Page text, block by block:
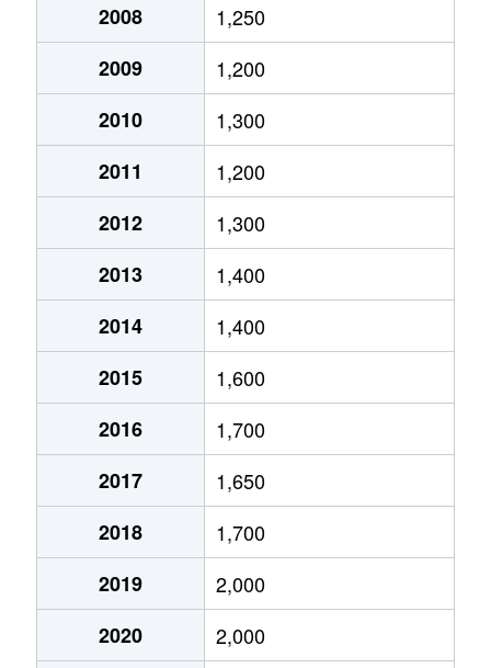
露橋
500万円
尾頭橋
露橋
1,500万円
尾頭橋
露橋
1,200万円
尾頭橋
富田町大字千音寺
1,300万円
岩塚
長須賀
2,400万円
伏屋
中野新町
1,300万円
中島(愛知)
西中島
1,300万円
中島(愛知)
西伏屋
1,200万円
伏屋
二女子町
1,400万円
尾頭橋
野田
2,100万円
八田(名古屋市営)
野田
1,700万円
八田(名古屋市営)
春田
3,200万円
春田
2008
1,250
2009
1,200
2010
1,300
2011
1,200
2012
1,300
2013
1,400
2014
1,400
2015
1,600
2016
1,700
2017
1,650
2018
1,700
2019
2,000
2020
2,000